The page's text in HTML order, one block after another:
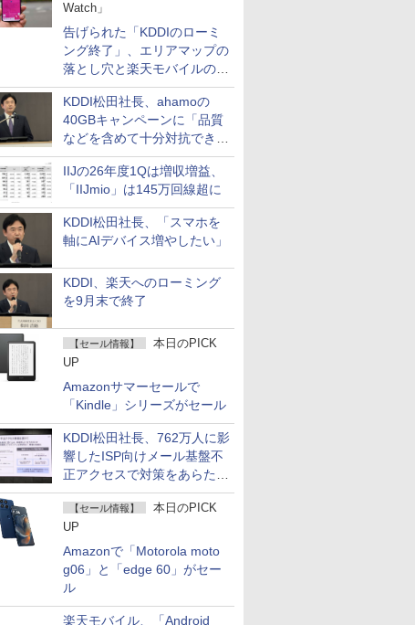
Watch」
告げられた「KDDIのローミ
ング終了」、エリアマップの
落とし穴と楽天モバイルの課
題
KDDI松田社長、ahamoの
40GBキャンペーンに「品質
などを含めて十分対抗でき
る」
IIJの26年度1Qは増収増益、
「IIJmio」は145万回線超に
KDDI松田社長、「スマホを
軸にAIデバイス増やしたい」
KDDI、楽天へのローミング
を9月末で終了
【セール情報】
本日のPICK
UP
Amazonサマーセールで
「Kindle」シリーズがセール
KDDI松田社長、762万人に影
響したISP向けメール基盤不
正アクセスで対策をあらため
て説明
【セール情報】
本日のPICK
UP
Amazonで「Motorola moto
g06」と「edge 60」がセー
ル
楽天モバイル、「Android